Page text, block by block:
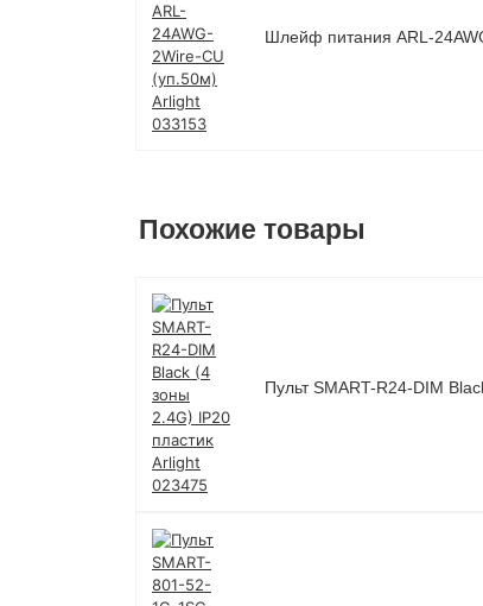
Шлейф питания ARL-
Похожие товары
Пульт SMART-R24-DIM